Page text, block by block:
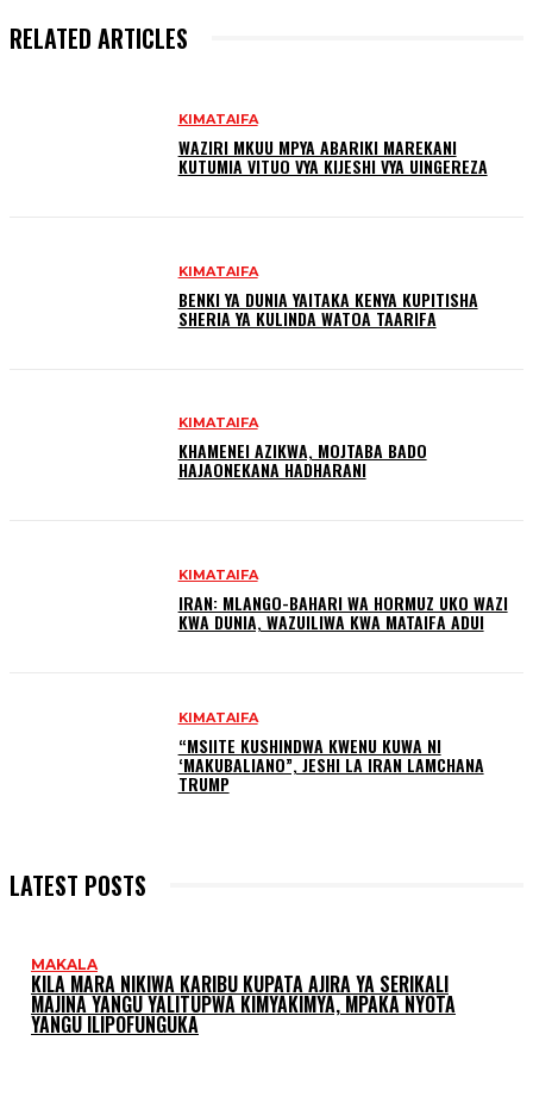
RELATED ARTICLES
KIMATAIFA
WAZIRI MKUU MPYA ABARIKI MAREKANI
KUTUMIA VITUO VYA KIJESHI VYA UINGEREZA
KIMATAIFA
BENKI YA DUNIA YAITAKA KENYA KUPITISHA
SHERIA YA KULINDA WATOA TAARIFA
KIMATAIFA
KHAMENEI AZIKWA, МОЈТАВА ВADO
HAJAONEKANA HADHARANI
KIMATAIFA
IRAN: MLANGO-BAHARI WA HORMUZ UKO WAZI
KWA DUNIA, WAZUILIWA KWA MATAIFA ADUI
KIMATAIFA
“MSIITE KUSHINDWA KWENU KUWA NI
‘MAKUBALIANO”, JESHI LA IRAN LAMCHANA
TRUMP
LATEST POSTS
MAKALA
KILA MARA NIKIWA KARIBU KUPATA AJIRA YA SERIKALI
MAJINA YANGU YALITUPWA KIMYAKIMYA, MPAKA NYOTA
YANGU ILIPOFUNGUKA